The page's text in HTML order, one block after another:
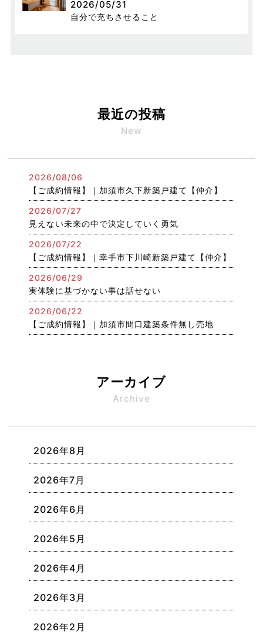
2026/05/31
自分で充ちさせること
最近の投稿
New
2026/08/06
【ご成約情報】｜加須市久下新築戸建て【仲介】
2026/07/27
見えない未来の中で決定していく勇気
2026/07/22
【ご成約情報】｜幸手市下川崎新築戸建て【仲介】
2026/06/29
実体験に基づかない事は話せない
2026/06/22
【ご成約情報】｜加須市間口建築条件無し売地
アーカイブ
Archive
2026年8月
2026年7月
2026年6月
2026年5月
2026年4月
2026年3月
2026年2月